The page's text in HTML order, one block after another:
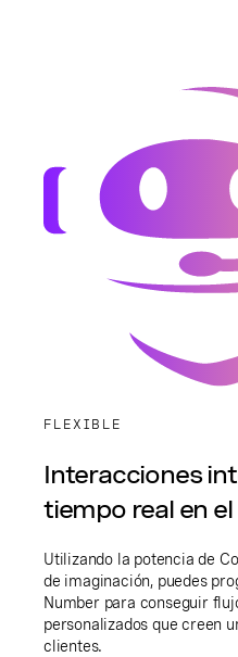
FLEXIBLE
Interacciones
tiempo real en
Utilizando la potencia de
de imaginación, puedes
Number para conseguir
personalizados que creen
clientes.